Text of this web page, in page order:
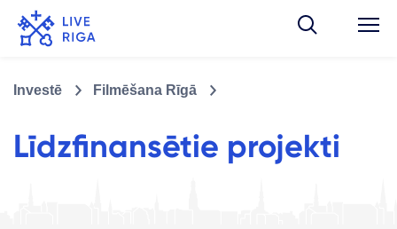
Investē Filmēšana Rīgā
Līdzfinansētie projekti